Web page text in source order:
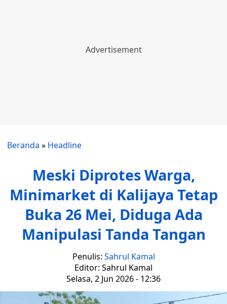
Beranda » Headline
Meski Diprotes Warga,
Minimarket di Kalijaya Tetap
Buka 26 Mei, Diduga Ada
Manipulasi Tanda Tangan
Penulis: Sahrul Kamal
Editor: Sahrul Kamal
Selasa, 2 Jun 2026 - 12:36